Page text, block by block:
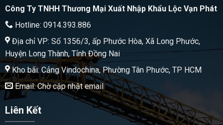
Công Ty TNHH Thương Mại Xuất Nhập Khẩu Lộc Vạn Phát
Hotline: 0914.393.886
Địa chỉ VP: Số 1356/3, ấp Phước Hòa, Xã Long Phước,
Huyện Long Thành, Tỉnh Đồng Nai
Kho bãi: Cảng Vindochina, Phường Tân Phước, TP HCM
Email: Chờ cập nhật email
Liên Kết